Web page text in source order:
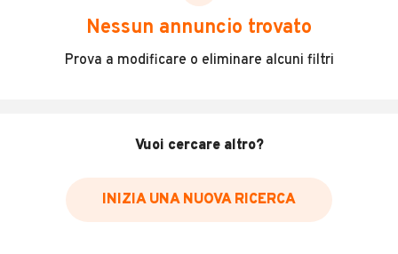
scegliere in modo trasparente e sicuro, come:
Incidenti in cui è stato coinvolto il veicolo
Data e luogo delle revisioni effettuate
Inserisci il numero di targa per verificare la disponibilità
Nessun annuncio trovato
Prova a modificare o eliminare alcuni filtri
Vuoi cercare altro?
INIZIA UNA NUOVA RICERCA